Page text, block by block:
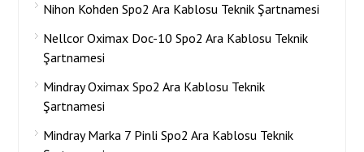
Nihon Kohden Spo2 Ara Kablosu Teknik Şartnamesi
Nellcor Oximax Doc-10 Spo2 Ara Kablosu Teknik
Şartnamesi
Mindray Oximax Spo2 Ara Kablosu Teknik
Şartnamesi
Mindray Marka 7 Pinli Spo2 Ara Kablosu Teknik